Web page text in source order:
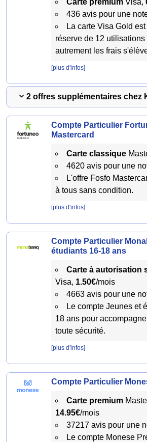
Carte premiumVisa,
436 avis pour une
La carte Visa Gold
réserve de 12
autrement les frais
[plus d'infos]
2 offres supplémentaires chez
Compte Particulier
Mastercard
Carte classique
4620 avis pour une
L'offre Fosfo
à tous sans condition.
[plus d'infos]
Compte Particulier
étudiants 16-18 ans
Carte à autorisation
Visa, 1.50€/mois
4663 avis pour une
Le compte Jeunes et
18 ans pour
toute sécurité.
[plus d'infos]
Compte Particulier
Carte premium
14.95€/mois
37217 avis pour une
Le compte Monese